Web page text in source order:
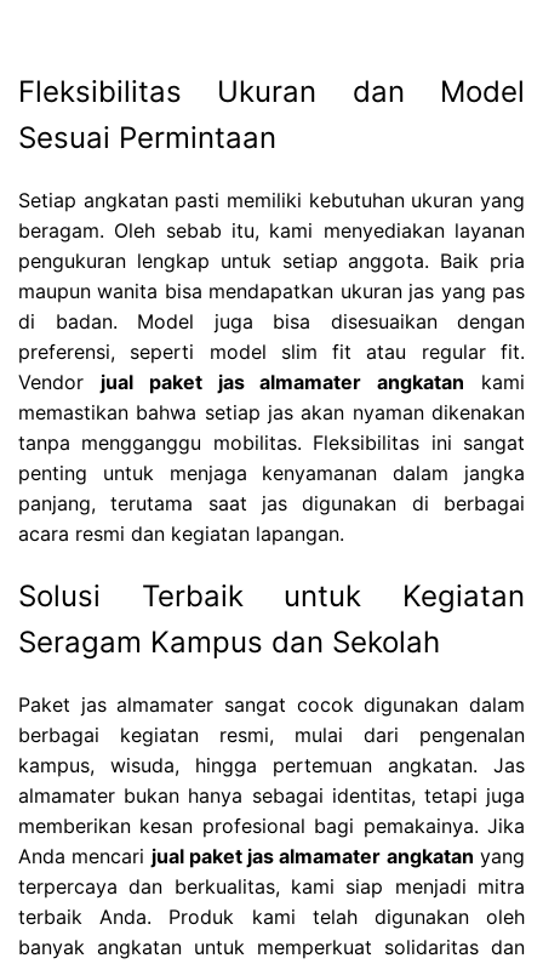
Fleksibilitas Ukuran dan Model
Sesuai Permintaan
Setiap angkatan pasti memiliki kebutuhan ukuran yang
beragam. Oleh sebab itu, kami menyediakan layanan
pengukuran lengkap untuk setiap anggota. Baik pria
maupun wanita bisa mendapatkan ukuran jas yang pas
di badan. Model juga bisa disesuaikan dengan
preferensi, seperti model slim fit atau regular fit.
Vendor jual paket jas almamater angkatan kami
memastikan bahwa setiap jas akan nyaman dikenakan
tanpa mengganggu mobilitas. Fleksibilitas ini sangat
penting untuk menjaga kenyamanan dalam jangka
panjang, terutama saat jas digunakan di berbagai
acara resmi dan kegiatan lapangan.
Solusi Terbaik untuk Kegiatan
Seragam Kampus dan Sekolah
Paket jas almamater sangat cocok digunakan dalam
berbagai kegiatan resmi, mulai dari pengenalan
kampus, wisuda, hingga pertemuan angkatan. Jas
almamater bukan hanya sebagai identitas, tetapi juga
memberikan kesan profesional bagi pemakainya. Jika
Anda mencari jual paket jas almamater angkatan yang
terpercaya dan berkualitas, kami siap menjadi mitra
terbaik Anda. Produk kami telah digunakan oleh
banyak angkatan untuk memperkuat solidaritas dan